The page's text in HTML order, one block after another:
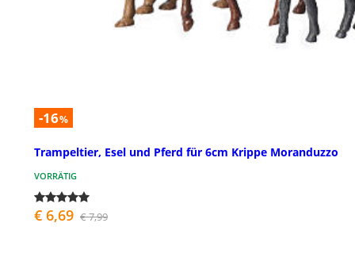
-16%
Trampeltier, Esel und Pferd für 6cm Krippe Moranduzzo
VORRÄTIG
€ 6,69 € 7,99